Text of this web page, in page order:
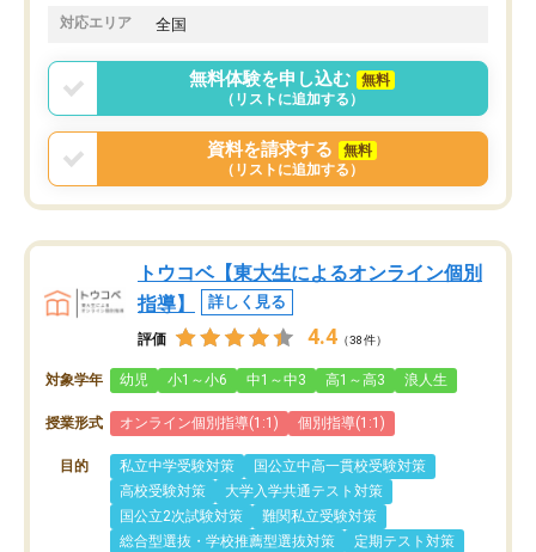
対応エリア 全国
無料体験を申し込む
無料
（リストに追加する）
資料を請求する
無料
（リストに追加する）
トウコベ【東大生によるオンライン個別
指導】
詳しく見る
評価 4.4 （38件）
対象学年 幼児 小1～小6 中1～中3 高1～高3 浪人生
授業形式 オンライン個別指導(1:1) 個別指導(1:1)
目的 私立中学受験対策
国公立中高一貫校受験対策
高校受験対策
大学入学共通テスト対策
国公立2次試験対策
難関私立受験対策
総合型選抜・学校推薦型選抜対策
定期テスト対策